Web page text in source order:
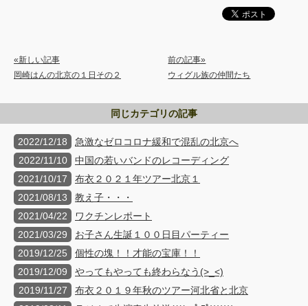
«新しい記事
岡崎はんの北京の１日その２
前の記事»
ウィグル族の仲間たち
同じカテゴリの記事
2022/12/18
急激なゼロコロナ緩和で混乱の北京へ
2022/11/10
中国の若いバンドのレコーディング
2021/10/17
布衣２０２１年ツアー北京１
2021/08/13
教え子・・・
2021/04/22
ワクチンレポート
2021/03/29
お子さん生誕１００日目パーティー
2019/12/25
個性の塊！！才能の宝庫！！
2019/12/09
やってもやっても終わらなう(>_<)
2019/11/27
布衣２０１９年秋のツアー河北省と北京